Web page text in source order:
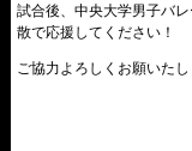
試合後、中央大学男子バ
散で応援してください！
ご協力よろしくお願いたし